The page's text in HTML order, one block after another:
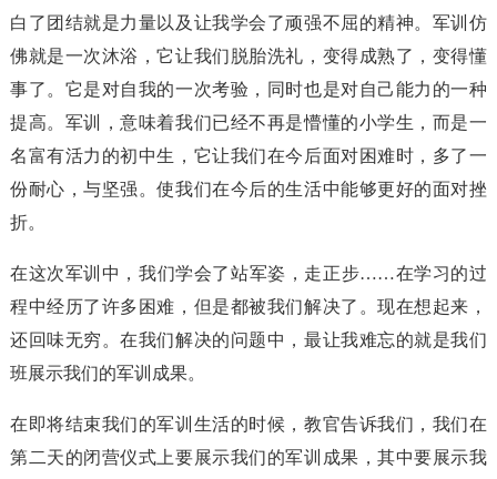
白了团结就是力量以及让我学会了顽强不屈的精神。军训仿
佛就是一次沐浴，它让我们脱胎洗礼，变得成熟了，变得懂
事了。它是对自我的一次考验，同时也是对自己能力的一种
提高。军训，意味着我们已经不再是懵懂的小学生，而是一
名富有活力的初中生，它让我们在今后面对困难时，多了一
份耐心，与坚强。使我们在今后的生活中能够更好的面对挫
折。
在这次军训中，我们学会了站军姿，走正步……在学习的过
程中经历了许多困难，但是都被我们解决了。现在想起来，
还回味无穷。在我们解决的问题中，最让我难忘的就是我们
班展示我们的军训成果。
在即将结束我们的军训生活的时候，教官告诉我们，我们在
第二天的闭营仪式上要展示我们的军训成果，其中要展示我